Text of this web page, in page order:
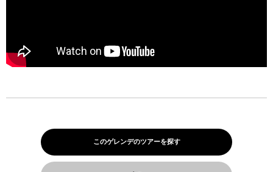
このゲレンデのツアーを探す